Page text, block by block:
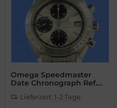
Omega Speedmaster
Date Chronograph Ref.
Lieferzeit: 1-2 Tage